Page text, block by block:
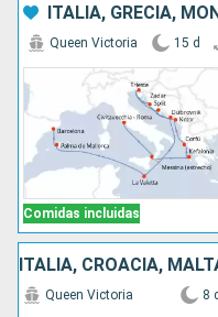
Comidas incluidas
Queen Victoria 15 d
ITALIA, CROACIA,
Queen Victoria 8 d